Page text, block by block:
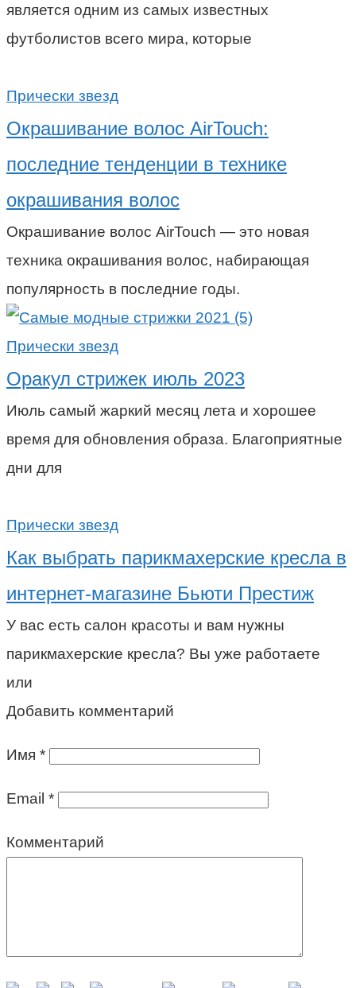
является одним из самых известных
футболистов всего мира, которые
Прически звезд
Окрашивание волос AirTouch:
последние тенденции в технике
окрашивания волос
Окрашивание волос AirTouch — это новая
техника окрашивания волос, набирающая
популярность в последние годы.
Прически звезд
Оракул стрижек июль 2023
Июль самый жаркий месяц лета и хорошее
время для обновления образа. Благоприятные
дни для
Прически звезд
Как выбрать парикмахерские кресла в
интернет-магазине Бьюти Престиж
У вас есть салон красоты и вам нужны
парикмахерские кресла? Вы уже работаете
или
Добавить комментарий
Имя *
Email *
Комментарий